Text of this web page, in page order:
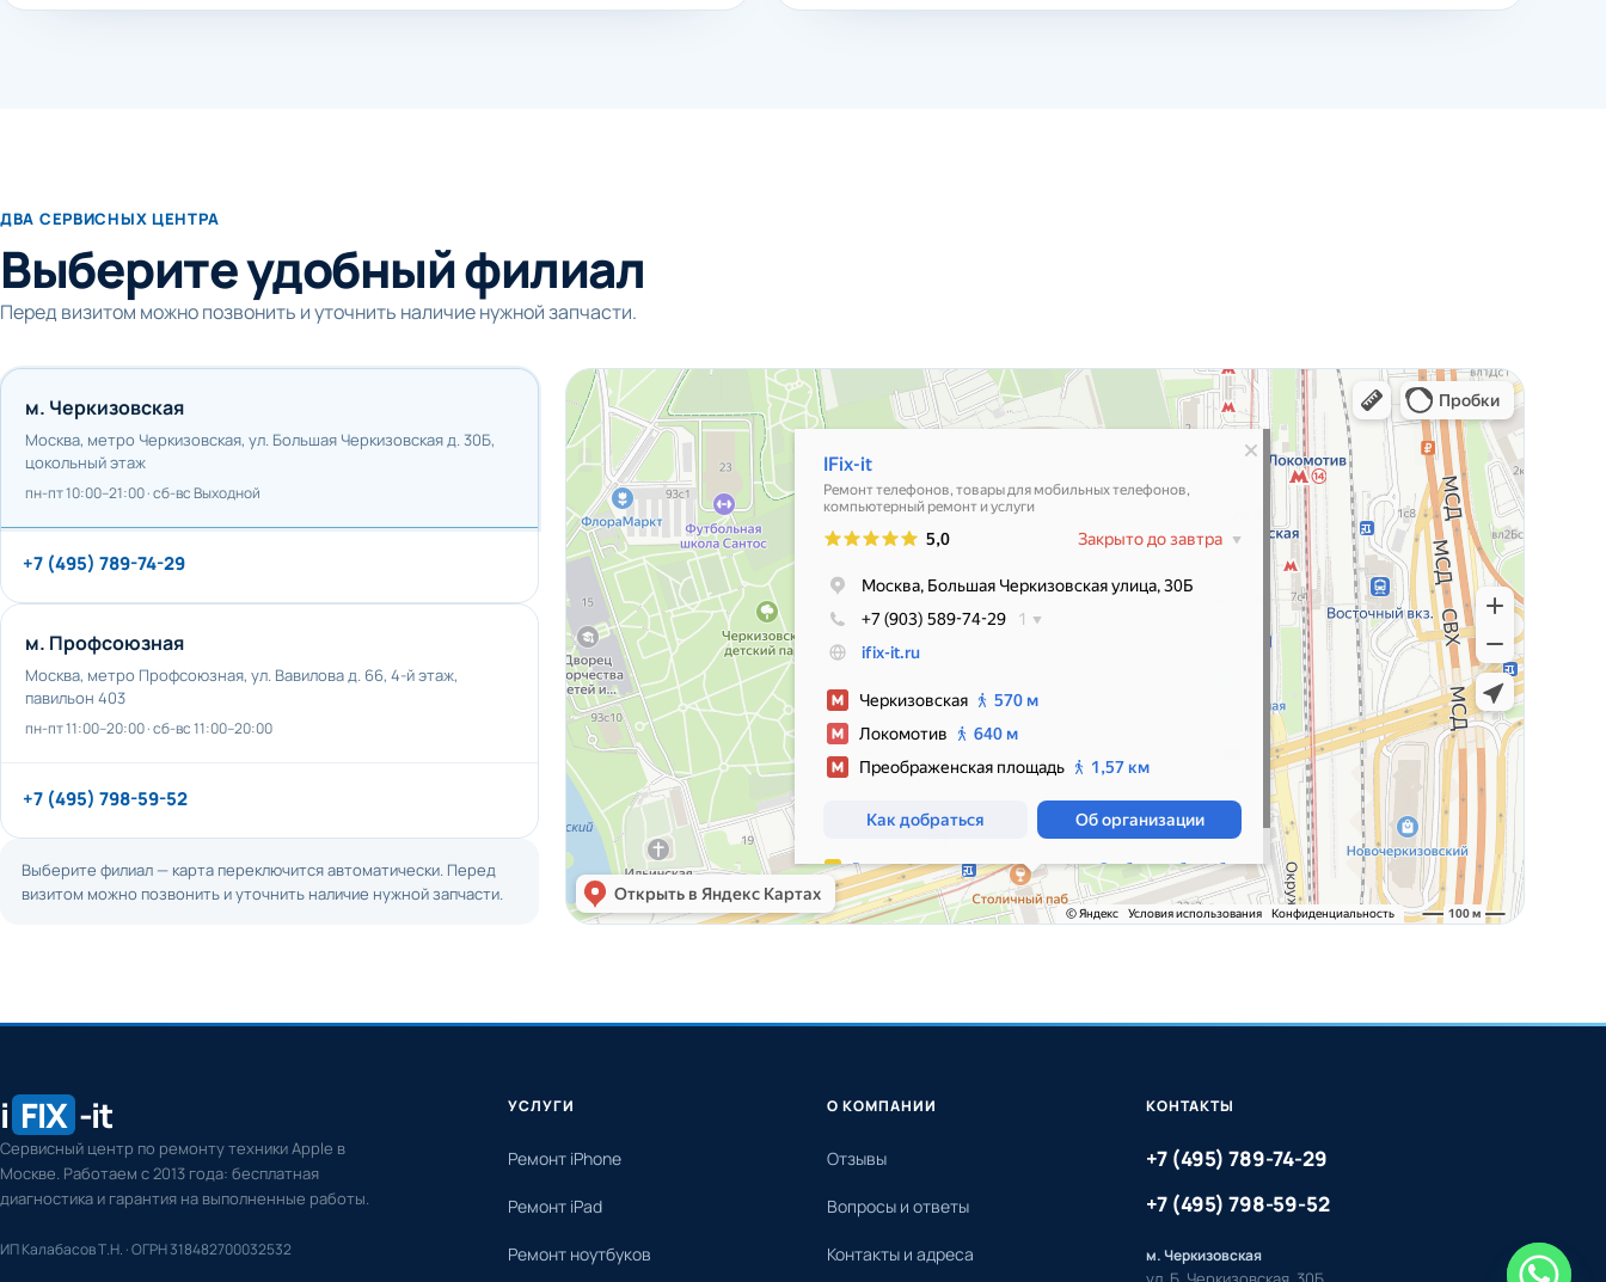
ДВА СЕРВИСНЫХ ЦЕНТРА
Выберите удобный филиал
Перед визитом можно позвонить и уточнить наличие нужной запчасти.
м. Черкизовская
Москва, метро Черкизовская, ул. Большая Черкизовская д. 30Б,
цокольный этаж
пн-пт 10:00–21:00 · сб-вс Выходной
+7 (495) 789-74-29
м. Профсоюзная
Москва, метро Профсоюзная, ул. Вавилова д. 66, 4-й этаж,
павильон 403
пн-пт 11:00–20:00 · сб-вс 11:00–20:00
+7 (495) 798-59-52
Выберите филиал — карта переключится автоматически. Перед
визитом можно позвонить и уточнить наличие нужной запчасти.
i FIX -it
Сервисный центр по ремонту техники Apple в
Москве. Работаем с 2013 года: бесплатная
диагностика и гарантия на выполненные работы.
ИП Калабасов Т.Н. · ОГРН 318482700032532
УСЛУГИ
Ремонт iPhone
Ремонт iPad
Ремонт ноутбуков
О КОМПАНИИ
Отзывы
Вопросы и ответы
Контакты и адреса
КОНТАКТЫ
+7 (495) 789-74-29
+7 (495) 798-59-52
м. Черкизовская